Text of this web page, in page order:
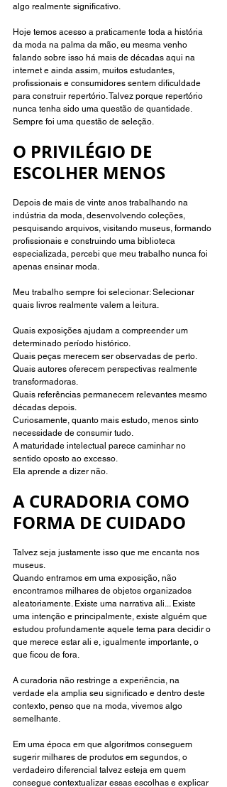
algo realmente significativo.
Hoje temos acesso a praticamente toda a história
da moda na palma da mão, eu mesma venho
falando sobre isso há mais de décadas aqui na
internet e ainda assim, muitos estudantes,
profissionais e consumidores sentem dificuldade
para construir repertório. Talvez porque repertório
nunca tenha sido uma questão de quantidade.
Sempre foi uma questão de seleção.
O PRIVILÉGIO DE
ESCOLHER MENOS
Depois de mais de vinte anos trabalhando na
indústria da moda, desenvolvendo coleções,
pesquisando arquivos, visitando museus, formando
profissionais e construindo uma biblioteca
especializada, percebi que meu trabalho nunca foi
apenas ensinar moda.
Meu trabalho sempre foi selecionar: Selecionar
quais livros realmente valem a leitura.
Quais exposições ajudam a compreender um
determinado período histórico.
Quais peças merecem ser observadas de perto.
Quais autores oferecem perspectivas realmente
transformadoras.
Quais referências permanecem relevantes mesmo
décadas depois.
Curiosamente, quanto mais estudo, menos sinto
necessidade de consumir tudo.
A maturidade intelectual parece caminhar no
sentido oposto ao excesso.
Ela aprende a dizer não.
A CURADORIA COMO
FORMA DE CUIDADO
Talvez seja justamente isso que me encanta nos
museus.
Quando entramos em uma exposição, não
encontramos milhares de objetos organizados
aleatoriamente. Existe uma narrativa ali... Existe
uma intenção e principalmente, existe alguém que
estudou profundamente aquele tema para decidir o
que merece estar ali e, igualmente importante, o
que ficou de fora.
A curadoria não restringe a experiência, na
verdade ela amplia seu significado e dentro deste
contexto, penso que na moda, vivemos algo
semelhante.
Em uma época em que algoritmos conseguem
sugerir milhares de produtos em segundos, o
verdadeiro diferencial talvez esteja em quem
consegue contextualizar essas escolhas e explicar